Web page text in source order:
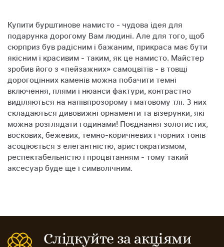
Купити бурштинове намисто - чудова ідея для
подарунка дорогому Вам людині. Але для того, щоб
сюрприз був радісним і бажаним, прикраса має бути
якісним і красивим - таким, як це намисто. Майстер
зробив його з «пейзажних» самоцвітів - в товщі
дорогоцінних каменів можна побачити темні
включення, плями і нюанси фактури, контрастно
виділяються на напівпрозорому і матовому тлі. З них
складаються дивовижні орнаменти та візерунки, які
можна розглядати годинами! Поєднання золотистих,
воскових, бежевих, темно-коричневих і чорних тонів
асоціюється з елегантністю, аристократизмом,
респектабельністю і процвітанням - тому такий
аксесуар буде ще і символічним.
Слідкуйте за акціями